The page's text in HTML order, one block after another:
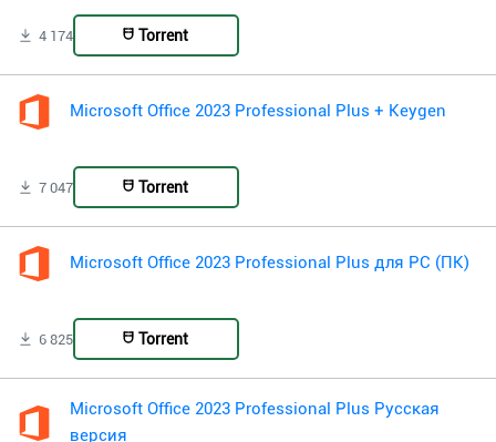
4 174 Torrent
Microsoft Office 2023 Professional Plus + Keygen
7 047 Torrent
Microsoft Office 2023 Professional Plus для PC (ПК)
6 825 Torrent
Microsoft Office 2023 Professional Plus Русская
версия